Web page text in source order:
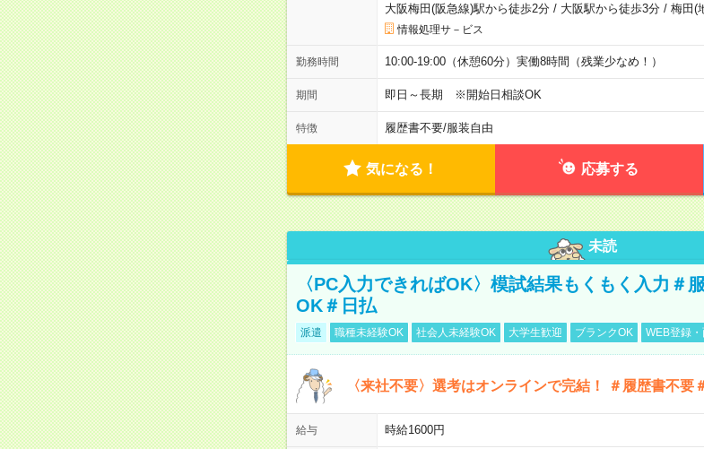
大阪梅田(阪急線)駅から徒歩2分/ 大阪駅から徒歩3分/ 梅田(
情報処理サ－ビス
勤務時間 10:00-19:00（休憩60分）実働8時間（残業少なめ！）
期間 即日～長期 ※開始日相談OK
特徴 履歴書不要/服装自由
気になる！ 応募する
未読
〈PC入力できればOK〉模試結果もくもく入力＃
OK＃日払
派遣 職種未経験OK 社会人未経験OK 大学生歓迎 ブランクOK WEB登録
〈来社不要〉選考はオンラインで完結！ ＃履歴書不要
給与 時給1600円